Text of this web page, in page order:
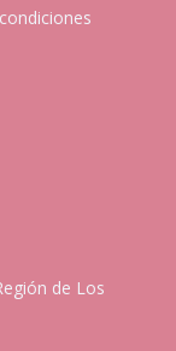
de Los